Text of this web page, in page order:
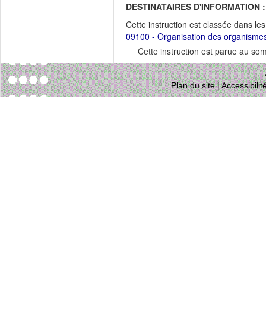
DESTINATAIRES D'INFORMATION :
Cette instruction est classée dans
09100 - Organisation des
Cette instruction est parue au
Plan du site|